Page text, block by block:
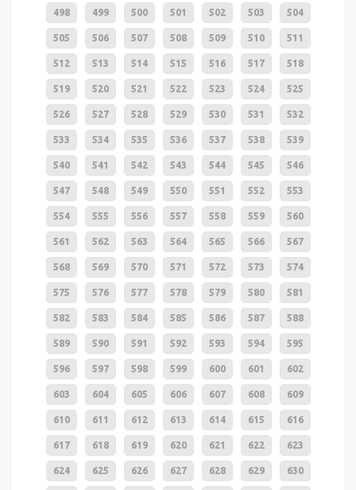
498 499 500 501 502 503 504
505 506 507 508 509 510 511
512 513 514 515 516 517 518
519 520 521 522 523 524 525
526 527 528 529 530 531 532
533 534 535 536 537 538 539
540 541 542 543 544 545 546
547 548 549 550 551 552 553
554 555 556 557 558 559 560
561 562 563 564 565 566 567
568 569 570 571 572 573 574
575 576 577 578 579 580 581
582 583 584 585 586 587 588
589 590 591 592 593 594 595
596 597 598 599 600 601 602
603 604 605 606 607 608 609
610 611 612 613 614 615 616
617 618 619 620 621 622 623
624 625 626 627 628 629 630